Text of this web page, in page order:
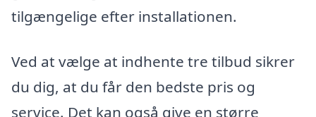
tilgængelige efter installationen.
Ved at vælge at indhente tre tilbud sikrer
du dig, at du får den bedste pris og
service. Det kan også give en større